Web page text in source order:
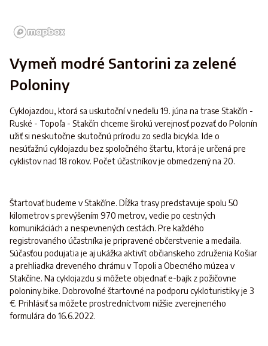
Vymeň modré Santorini za zelené
Poloniny
Cyklojazdou, ktorá sa uskutoční v nedeľu 19. júna na trase Stakčín -
Ruské - Topoľa - Stakčín chceme širokú verejnosť pozvať do Polonín
užiť si neskutočne skutočnú prírodu zo sedla bicykla. Ide o
nesúťažnú cyklojazdu bez spoločného štartu, ktorá je určená pre
cyklistov nad 18 rokov. Počet účastníkov je obmedzený na 20.
Štartovať budeme v Stakčíne. Dĺžka trasy predstavuje spolu 50
kilometrov s prevýšením 970 metrov, vedie po cestných
komunikáciách a nespevnených cestách. Pre každého
registrovaného účastníka je pripravené občerstvenie a medaila.
Súčasťou podujatia je aj ukážka aktivít občianskeho združenia Košiar
a prehliadka dreveného chrámu v Topoli a Obecného múzea v
Stakčíne. Na cyklojazdu si môžete objednať e-bajk z požičovne
poloniny.bike. Dobrovoľné štartovné na podporu cykloturistiky je 3
€. Prihlásiť sa môžete prostredníctvom nižšie zverejneného
formulára do 16.6.2022.